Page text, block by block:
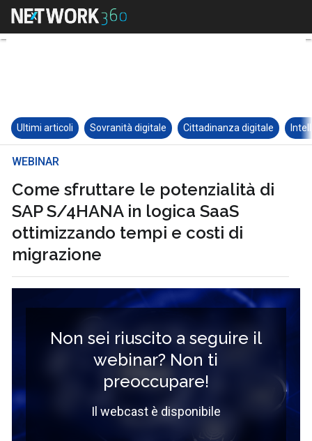
Ultimi articoli Sovranità digitale Cittadinanza digitale
WEBINAR
Come sfruttare le potenzialità di
SAP S/4HANA in logica SaaS
ottimizzando tempi e costi di
migrazione
Non sei riuscito a seguire il
webinar? Non ti
preoccupare!
Il webcast è disponibile